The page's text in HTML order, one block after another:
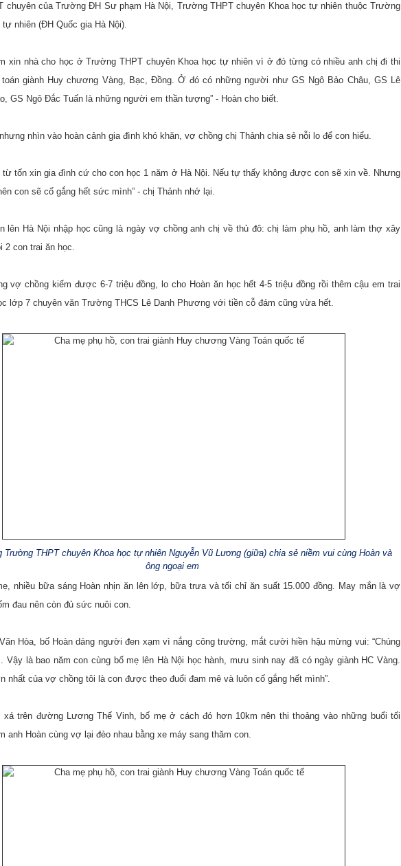
chuyên của Trường ĐH Sư phạm Hà Nội, Trường THPT chuyên Khoa học tự nhiên thuộc Trường
nhiên (ĐH Quốc gia Hà Nội).
xin nhà cho học ở Trường THPT chuyên Khoa học tự nhiên vì ở đó từng có nhiều anh chị đi thi
giành Huy chương Vàng, Bạc, Đồng. Ở đó có những người như GS Ngô Bảo Châu, GS Lê
GS Ngô Đắc Tuấn là những người em thần tượng” - Hoàn cho biết.
nhìn vào hoàn cảnh gia đình khó khăn, vợ chồng chị Thảnh chia sẻ nỗi lo để con hiểu.
từ tốn xin gia đình cứ cho con học 1 năm ở Hà Nội. Nếu tự thấy không được con sẽ xin về. Nhưng
con sẽ cố gắng hết sức mình” - chị Thảnh nhớ lại.
lên Hà Nội nhập học cũng là ngày vợ chồng anh chị về thủ đô: chị làm phụ hồ, anh làm thợ xây
2 con trai ăn học.
vợ chồng kiếm được 6-7 triệu đồng, lo cho Hoàn ăn học hết 4-5 triệu đồng rồi thêm cậu em trai
lớp 7 chuyên văn Trường THCS Lê Danh Phương với tiền cỗ đám cũng vừa hết.
Trường THPT chuyên Khoa học tự nhiên Nguyễn Vũ Lương (giữa) chia sẻ niềm vui cùng Hoàn và
ông ngoại em
nhiều bữa sáng Hoàn nhịn ăn lên lớp, bữa trưa và tối chỉ ăn suất 15.000 đồng. May mắn là vợ
đau nên còn đủ sức nuôi con.
Hòa, bố Hoàn dáng người đen xạm vì nắng công trường, mắt cười hiền hậu mừng vui: “Chúng
Vậy là bao năm con cùng bố mẹ lên Hà Nội học hành, mưu sinh nay đã có ngày giành HC Vàng.
nhất của vợ chồng tôi là con được theo đuổi đam mê và luôn cố gắng hết mình”.
trên đường Lương Thế Vinh, bố mẹ ở cách đó hơn 10km nên thi thoảng vào những buổi tối
anh Hoàn cùng vợ lại đèo nhau bằng xe máy sang thăm con.